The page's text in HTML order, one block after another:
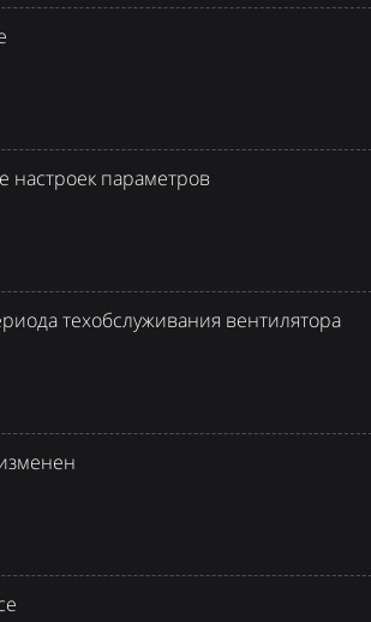
настроек параметров
техобслуживания вентилятора